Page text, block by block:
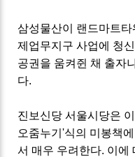
삼성물산이 랜드마트
제업무지구 사업에 청
공권을 움켜쥔 채 출자
다.
진보신당 서울시당은
오줌누기'식의 미봉책
서 매우 우려한다. 이에